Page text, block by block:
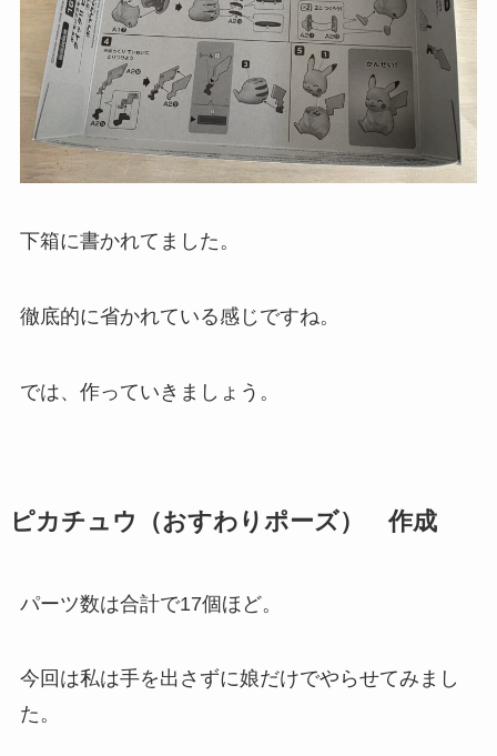
下箱に書かれてました。
徹底的に省かれている感じですね。
では、作っていきましょう。
ピカチュウ（おすわりポーズ） 作成
パーツ数は合計で17個ほど。
今回は私は手を出さずに娘だけでやらせてみまし
た。